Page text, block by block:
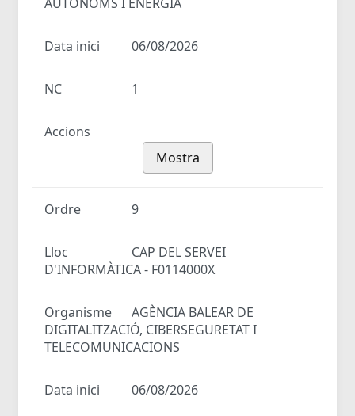
Data inici 06/08/2026
NC 1
Accions
Mostra
Ordre 9
Lloc
CAP DEL SERVEI
D'INFORMÀTICA - F0114000X
Organisme
AGÈNCIA BALEAR DE
DIGITALITZACIÓ, CIBERSEGURETAT I
TELECOMUNICACIONS
Data inici 06/08/2026